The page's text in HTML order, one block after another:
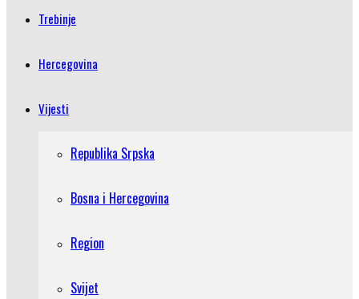
Trebinje
Hercegovina
Vijesti
Republika Srpska
Bosna i Hercegovina
Region
Svijet